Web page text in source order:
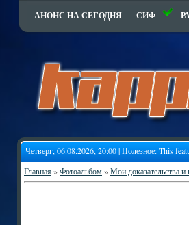
АНОНС НА СЕГОДНЯ СИФ
Четверг, 06.08.2026, 20:00 | Полезное:This
Главная»Фотоальбом»Мои доказательства